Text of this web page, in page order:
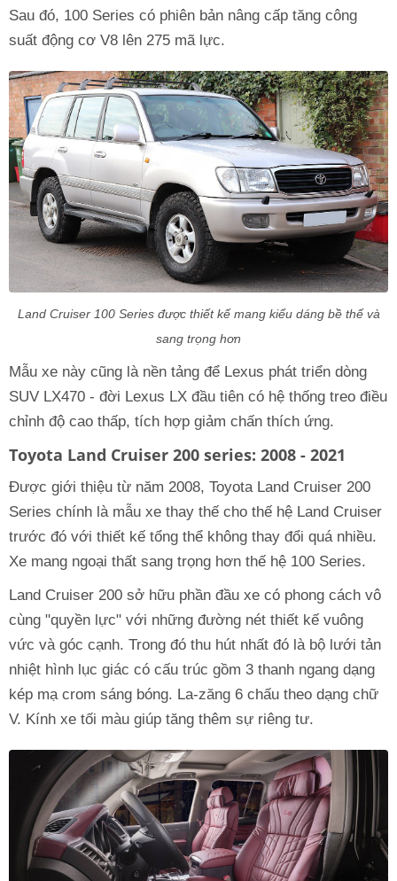
Sau đó, 100 Series có phiên bản nâng cấp tăng công
suất động cơ V8 lên 275 mã lực.
Land Cruiser 100 Series được thiết kế mang kiểu dáng bề thế và
sang trọng hơn
Mẫu xe này cũng là nền tảng để Lexus phát triển dòng
SUV LX470 - đời Lexus LX đầu tiên có hệ thống treo điều
chỉnh độ cao thấp, tích hợp giảm chấn thích ứng.
Toyota Land Cruiser 200 series: 2008 - 2021
Được giới thiệu từ năm 2008, Toyota Land Cruiser 200
Series chính là mẫu xe thay thế cho thế hệ Land Cruiser
trước đó với thiết kế tổng thể không thay đổi quá nhiều.
Xe mang ngoại thất sang trọng hơn thế hệ 100 Series.
Land Cruiser 200 sở hữu phần đầu xe có phong cách vô
cùng "quyền lực" với những đường nét thiết kế vuông
vức và góc cạnh. Trong đó thu hút nhất đó là bộ lưới tản
nhiệt hình lục giác có cấu trúc gồm 3 thanh ngang dạng
kép mạ crom sáng bóng. La-zăng 6 chấu theo dạng chữ
V. Kính xe tối màu giúp tăng thêm sự riêng tư.